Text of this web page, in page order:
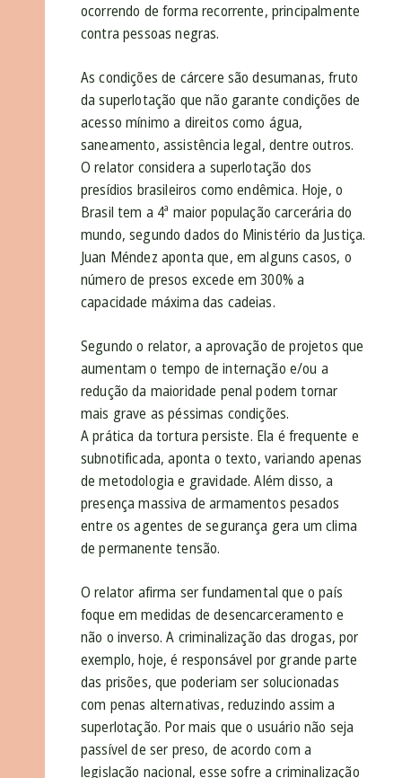
ocorrendo de forma recorrente, principalmente
contra pessoas negras.
As condições de cárcere são desumanas, fruto
da superlotação que não garante condições de
acesso mínimo a direitos como água,
saneamento, assistência legal, dentre outros.
O relator considera a superlotação dos
presídios brasileiros como endêmica. Hoje, o
Brasil tem a 4ª maior população carcerária do
mundo, segundo dados do Ministério da Justiça.
Juan Méndez aponta que, em alguns casos, o
número de presos excede em 300% a
capacidade máxima das cadeias.
Segundo o relator, a aprovação de projetos que
aumentam o tempo de internação e/ou a
redução da maioridade penal podem tornar
mais grave as péssimas condições.
A prática da tortura persiste. Ela é frequente e
subnotificada, aponta o texto, variando apenas
de metodologia e gravidade. Além disso, a
presença massiva de armamentos pesados
entre os agentes de segurança gera um clima
de permanente tensão.
O relator afirma ser fundamental que o país
foque em medidas de desencarceramento e
não o inverso. A criminalização das drogas, por
exemplo, hoje, é responsável por grande parte
das prisões, que poderiam ser solucionadas
com penas alternativas, reduzindo assim a
superlotação. Por mais que o usuário não seja
passível de ser preso, de acordo com a
legislação nacional, esse sofre a criminalização